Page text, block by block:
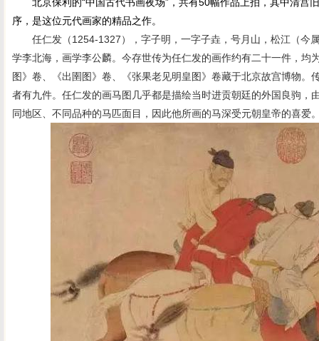
序，是这位元代画家的精品之作。
任仁发（1254-1327），字子明，一字子垚，号月山，松江（今
学李北海，画学李公麟。今存世传为任仁发的画作约有二十一件，均
图》卷、《出圉图》卷、《张果老见明皇图》卷藏于北京故宫博物。
者有九件。任仁发的画马图几乎都是描绘当时进贡朝廷的外国良驹，
同地区、不同品种的马匹面目，因此他所画的马深受元朝皇帝的喜爱